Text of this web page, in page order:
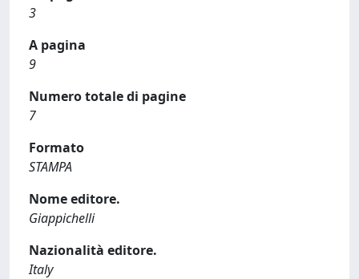
3
A pagina
9
Numero totale di pagine
7
Formato
STAMPA
Nome editore.
Giappichelli
Nazionalità editore.
Italy